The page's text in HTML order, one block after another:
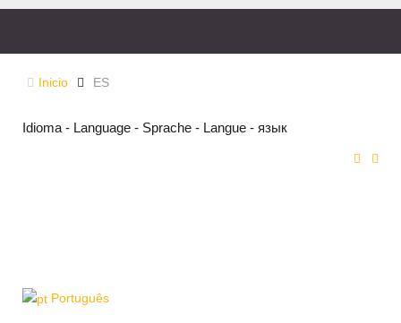
Inicio ES
Idioma - Language - Sprache - Langue - язык
Português